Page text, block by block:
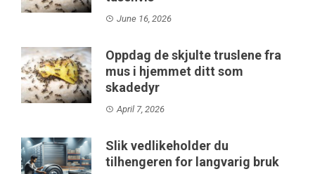
June 16, 2026
Oppdag de skjulte truslene fra
mus i hjemmet ditt som
skadedyr
April 7, 2026
Slik vedlikeholder du
tilhengeren for langvarig bruk